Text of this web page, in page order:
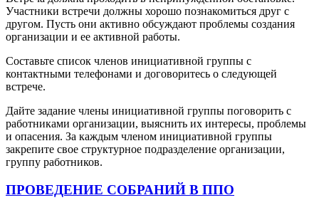
Участники встречи должны хорошо познакомиться друг с
другом. Пусть они активно обсуждают проблемы создания
организации и ее активной работы.
Составьте список членов инициативной группы с
контактными телефонами и договоритесь о следующей
встрече.
Дайте задание члены инициативной группы поговорить с
работниками организации, выяснить их интересы, проблемы
и опасения. За каждым членом инициативной группы
закрепите свое структурное подразделение организации,
группу работников.
ПРОВЕДЕНИЕ СОБРАНИЙ В ППО